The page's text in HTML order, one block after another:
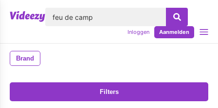
Inloggen Aanmelden
Brand
Filters